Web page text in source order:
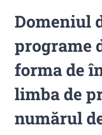
Domeniul
programe
forma de
limba de
numărul